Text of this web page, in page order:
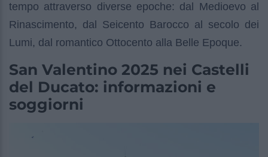
tempo attraverso diverse epoche: dal Medioevo al
Rinascimento, dal Seicento Barocco al secolo dei
Lumi, dal romantico Ottocento alla Belle Epoque.
San Valentino 2025 nei Castelli
del Ducato: informazioni e
soggiorni